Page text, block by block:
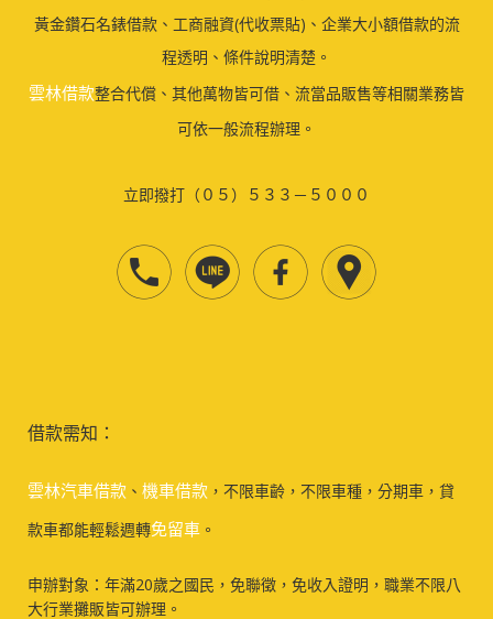
黃金鑽石名錶借款、工商融資(代收票貼)、企業大小額借款的流
程透明、條件說明清楚。
雲林借款整合代償、其他萬物皆可借、流當品販售等相關業務皆
可依一般流程辦理。
立即撥打（０５）５３３－５０００
借款需知：
雲林汽車借款 、 機車借款 ，不限車齡，不限車種，分期車，貸
款車都能輕鬆週轉免留車 。
申辦對象：年滿20歲之國民，免聯徵，免收入證明，職業不限八
大行業攤販皆可辦理。